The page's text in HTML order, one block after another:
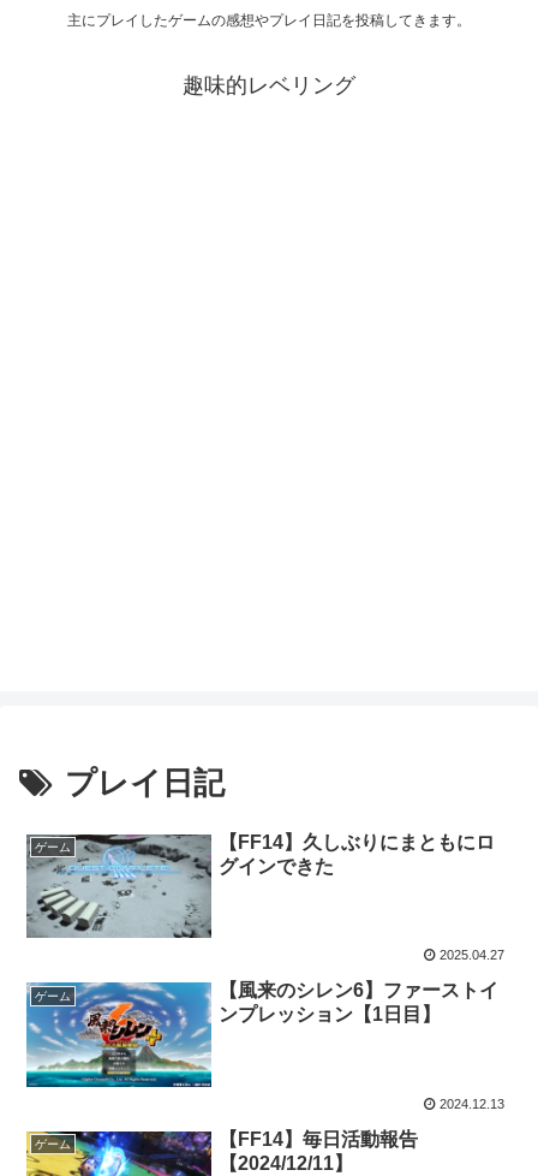
主にプレイしたゲームの感想やプレイ日記を投稿してきます。
趣味的レベリング
プレイ日記
ゲーム
【FF14】久しぶりにまともにロ
グインできた
2025.04.27
ゲーム
【風来のシレン6】ファーストイ
ンプレッション【1日目】
2024.12.13
ゲーム
【FF14】毎日活動報告
【2024/12/11】